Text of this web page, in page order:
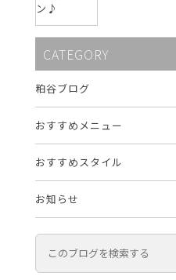
CATEGORY
粕谷ブログ
おすすめメニュー
おすすめスタイル
お知らせ